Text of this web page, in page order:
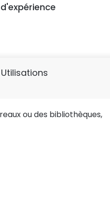
Utilisations
ou des bibliothèques,